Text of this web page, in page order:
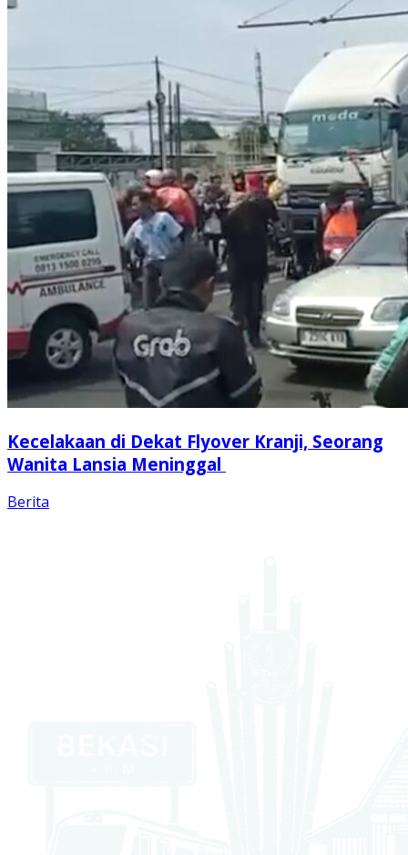
Kecelakaan di Dekat Flyover Kranji, Seorang
Wanita Lansia Meninggal
Berita